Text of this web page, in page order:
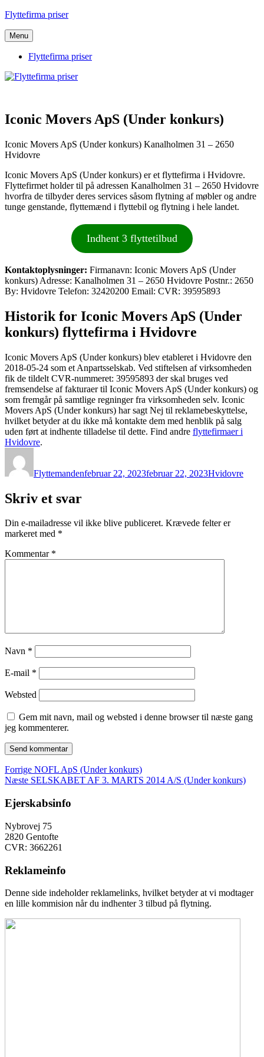
Videre
indhold
Flyttefirma priser
Menu
Flyttefirma priser
Iconic Movers ApS (Under konkurs)
Iconic Movers ApS (Under konkurs) Kanalholmen 31 – 2650
Hvidovre
Iconic Movers ApS (Under konkurs) er et flyttefirma i Hvidovre.
Flyttefirmet holder til på adressen Kanalholmen 31 – 2650 Hvidovre
hvorfra de tilbyder deres services såsom flytning af møbler og andre
tunge genstande, flyttemænd i flyttebil og flytning i hele landet.
Indhent 3 flyttetilbud
Kontaktoplysninger: Firmanavn: Iconic Movers ApS (Under
konkurs) Adresse: Kanalholmen 31 – 2650 Hvidovre Postnr.: 2650
By: Hvidovre Telefon: 32420200 Email: CVR: 39595893
Historik for Iconic Movers ApS (Under
konkurs) flyttefirma i Hvidovre
Iconic Movers ApS (Under konkurs) blev etableret i Hvidovre den
2018-05-24 som et Anpartsselskab. Ved stiftelsen af virksomheden
fik de tildelt CVR-nummeret: 39595893 der skal bruges ved
fremsendelse af fakturaer til Iconic Movers ApS (Under konkurs) og
som fremgår på samtlige regninger fra virksomheden selv. Iconic
Movers ApS (Under konkurs) har sagt Nej til reklamebeskyttelse,
hvilket betyder at du ikke må kontakte dem med henblik på salg
uden ført at indhente tilladelse til dette. Find andre flyttefirmaer i
Hvidovre.
Flyttemandenfebruar 22, 2023februar 22, 2023Hvidovre
Skriv et svar
Din e-mailadresse vil ikke blive publiceret. Krævede felter er
markeret med *
Kommentar *
Navn *
E-mail *
Websted
Gem mit navn, mail og websted i denne browser til næste gang
jeg kommenterer.
Indlægsnavigation
Forrige Forrige
indlæg:
NOFL ApS (Under konkurs)
Næste Næste
SELSKABET AF 3. MARTS 2014 A/S (Under konkurs)
Ejerskabsinfo
Nybrovej 75
2820 Gentofte
CVR: 3662261
Reklameinfo
Denne side indeholder reklamelinks, hvilket betyder at vi modtager
en lille kommision når du indhenter 3 tilbud på flytning.